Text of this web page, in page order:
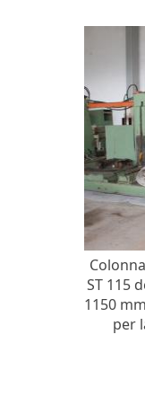
ST 115
1150
per